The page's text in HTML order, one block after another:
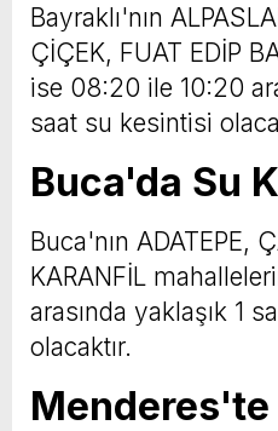
Bayraklı'nın
ÇİÇEK, FUAT EDİP
ise 08:20 ile 10:20
saat su kesintisi
Buca'da Su
Buca'nın ADATEPE,
KARANFİL
arasında yaklaşık 1
olacaktır.